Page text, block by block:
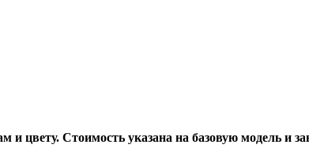
и цвету. Стоимость указана на базовую модель и